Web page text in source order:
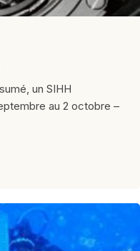
un SIHH
au 2 octobre –